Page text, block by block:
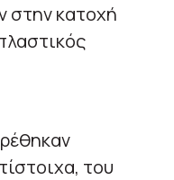
στην κατοχή
του